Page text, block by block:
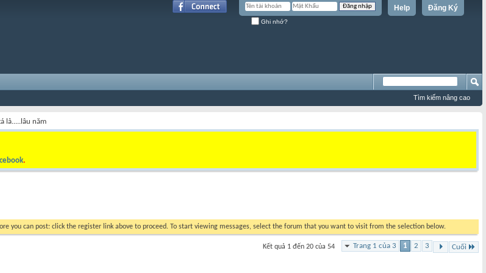
Đăng Ký
Help
Ghi nhớ?
Tìm kiếm nâng cao
lả.....lâu năm
.
you can post: click the register link above to proceed. To start viewing messages, select the forum that you want to visit from the selection below.
Trang 1 của 3 1 2 3 Cuối
Kết quả 1 đến 20 của 54